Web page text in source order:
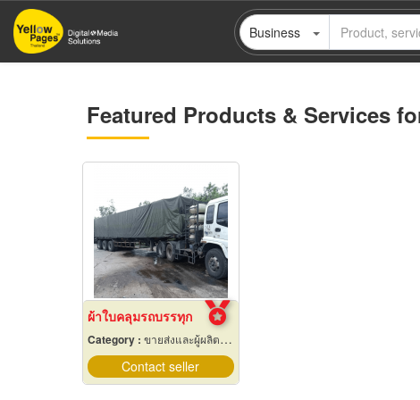
Skip
main
Business
Featured Products & Services
ผ้าใบคลุมรถบรรทุก
Category : ขายส่งและผู้ผลิตผ้าใบ
Contact seller